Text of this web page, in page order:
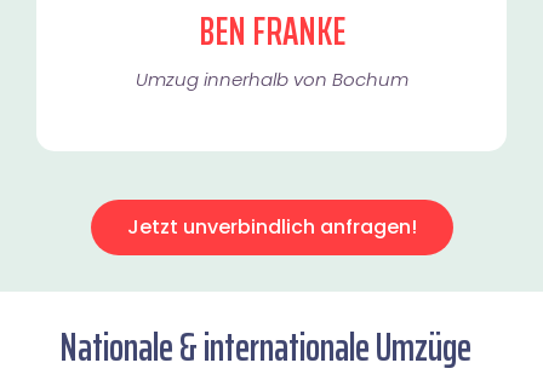
BEN FRANKE
Umzug innerhalb von Bochum​
Jetzt unverbindlich anfragen!
Nationale & internationale Umzüge